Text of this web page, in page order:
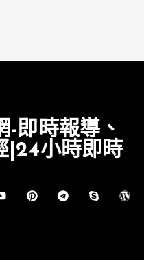
即時報導、
|24小時即時